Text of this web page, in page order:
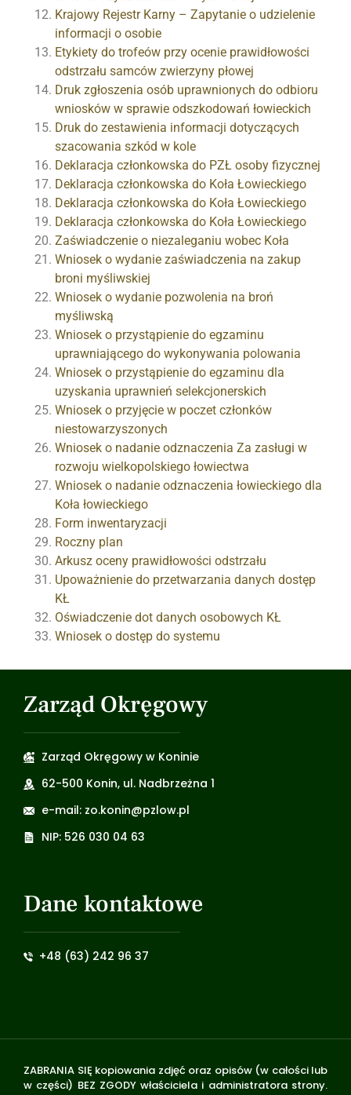
Krajowy Rejestr Karny – Zapytanie o udzielenie
informacji o osobie
Etykiety do trofeów przy ocenie prawidłowości
odstrzału samców zwierzyny płowej
Druk zgłoszenia osób uprawnionych do odbioru
wniosków w sprawie odszkodowań łowieckich
Druk do zestawienia informacji dotyczących
szacowania szkód w kole
Deklaracja członkowska do PZŁ osoby fizycznej
Deklaracja członkowska do Koła Łowieckiego
Deklaracja członkowska do Koła Łowieckiego
Deklaracja członkowska do Koła Łowieckiego
Zaświadczenie o niezaleganiu wobec Koła
Wniosek o wydanie zaświadczenia na zakup
broni myśliwskiej
Wniosek o wydanie pozwolenia na broń
myśliwską
Wniosek o przystąpienie do egzaminu
uprawniającego do wykonywania polowania
Wniosek o przystąpienie do egzaminu dla
uzyskania uprawnień selekcjonerskich
Wniosek o przyjęcie w poczet członków
niestowarzyszonych
Wniosek o nadanie odznaczenia Za zasługi w
rozwoju wielkopolskiego łowiectwa
Wniosek o nadanie odznaczenia łowieckiego dla
Koła łowieckiego
Form inwentaryzacji
Roczny plan
Arkusz oceny prawidłowości odstrzału
Upoważnienie do przetwarzania danych dostęp
KŁ
Oświadczenie dot danych osobowych KŁ
Wniosek o dostęp do systemu
Zarząd Okręgowy
Zarząd Okręgowy w Koninie
62-500 Konin, ul. Nadbrzeżna 1
e-mail: zo.konin@pzlow.pl
NIP: 526 030 04 63
Dane kontaktowe
+48 (63) 242 96 37
ZABRANIA SIĘ kopiowania zdjęć oraz opisów (w całości lub
w części) BEZ ZGODY właściciela i administratora strony.